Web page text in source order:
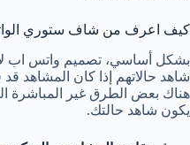
كيف اعرف من شاف ستوري
بشكل أساسي، تصميم واتس اب
شاهد حالاتهم إذا كان المشاهد
هناك بعض الطرق غير المباشرة
يكون شاهد حالتك.